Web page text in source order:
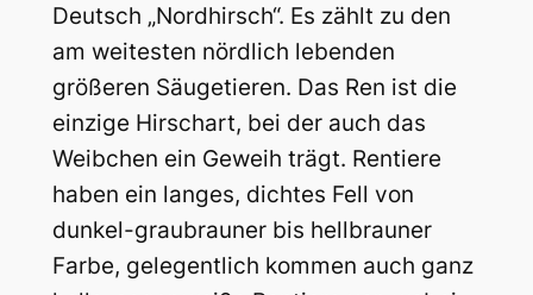
Deutsch „Nordhirsch“. Es zählt zu den
am weitesten nördlich lebenden
größeren Säugetieren. Das Ren ist die
einzige Hirschart, bei der auch das
Weibchen ein Geweih trägt. Rentiere
haben ein langes, dichtes Fell von
dunkel-graubrauner bis hellbrauner
Farbe, gelegentlich kommen auch ganz